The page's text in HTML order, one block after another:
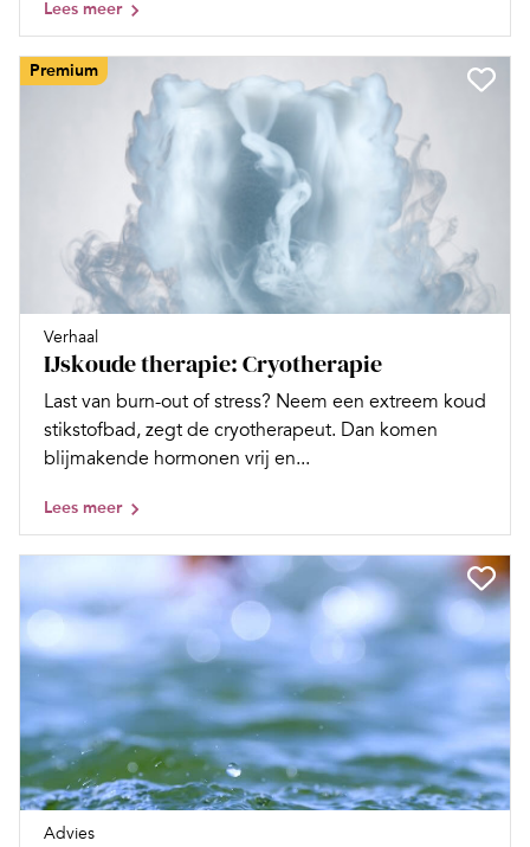
Lees meer
Premium
Verhaal
IJskoude therapie: Cryotherapie
Last van burn-out of stress? Neem een extreem koud
stikstofbad, zegt de cryotherapeut. Dan komen
blijmakende hormonen vrij en...
Lees meer
Advies